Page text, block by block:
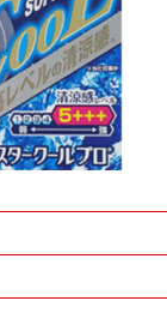
Products
▶▶
刃棒